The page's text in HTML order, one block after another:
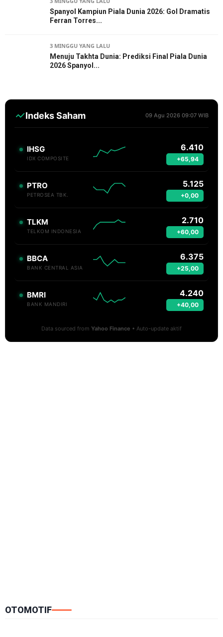
Spanyol Kampiun Piala Dunia 2026: Gol Dramatis
Ferran Torres...
3 MINGGU YANG LALU
Menuju Takhta Dunia: Prediksi Final Piala Dunia
2026 Spanyol...
Indeks Saham 09 Agu 2026 09:07 WIB
IHSG
IDX COMPOSITE
6.410
+65,94
PTRO
PETROSEA TBK.
5.125
+0,00
TLKM
TELKOM INDONESIA
2.710
+60,00
BBCA
BANK CENTRAL ASIA
6.375
+25,00
BMRI
BANK MANDIRI
4.240
+40,00
Data sourced from Yahoo Finance • Auto-update aktif
OTOMOTIF